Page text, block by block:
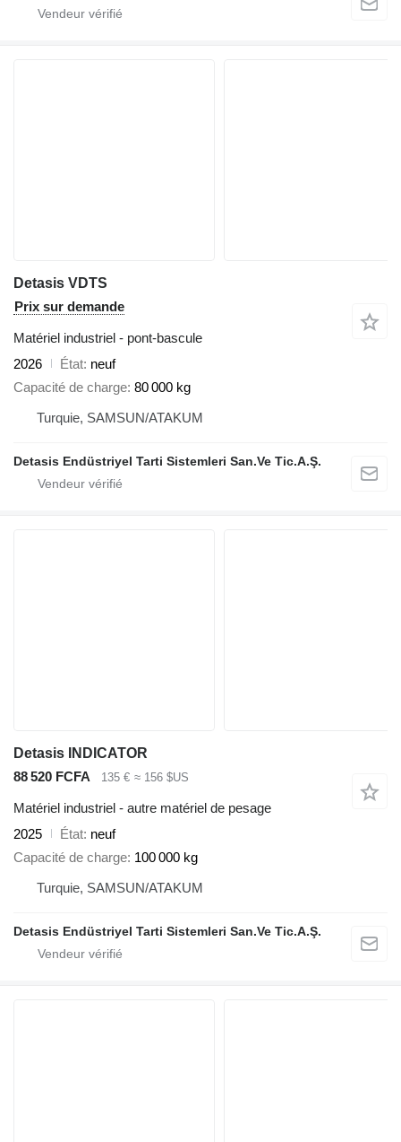
Detasis VDTS
Prix sur demande
Matériel industriel - pont-bascule
2026
État neuf
Capacité de charge 80 000 kg
Turquie, SAMSUN/ATAKUM
Detasis Endüstriyel Tarti Sistemleri San.Ve Tic.A.Ş.
Detasis INDICATOR
88 520 FCFA
135 € ≈ 156 $US
Matériel industriel - autre matériel de pesage
2025
État neuf
Capacité de charge 100 000 kg
Turquie, SAMSUN/ATAKUM
Detasis Endüstriyel Tarti Sistemleri San.Ve Tic.A.Ş.